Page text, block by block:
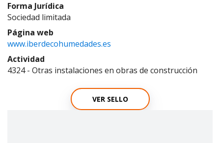
Forma Jurídica
Sociedad limitada
Página web
www.iberdecohumedades.es
Actividad
4324 - Otras instalaciones en obras de construcción
VER SELLO